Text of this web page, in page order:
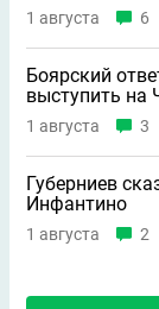
1 августа 6
Боярский
выступить на
1 августа 3
Губерниев
Инфантино
1 августа 2